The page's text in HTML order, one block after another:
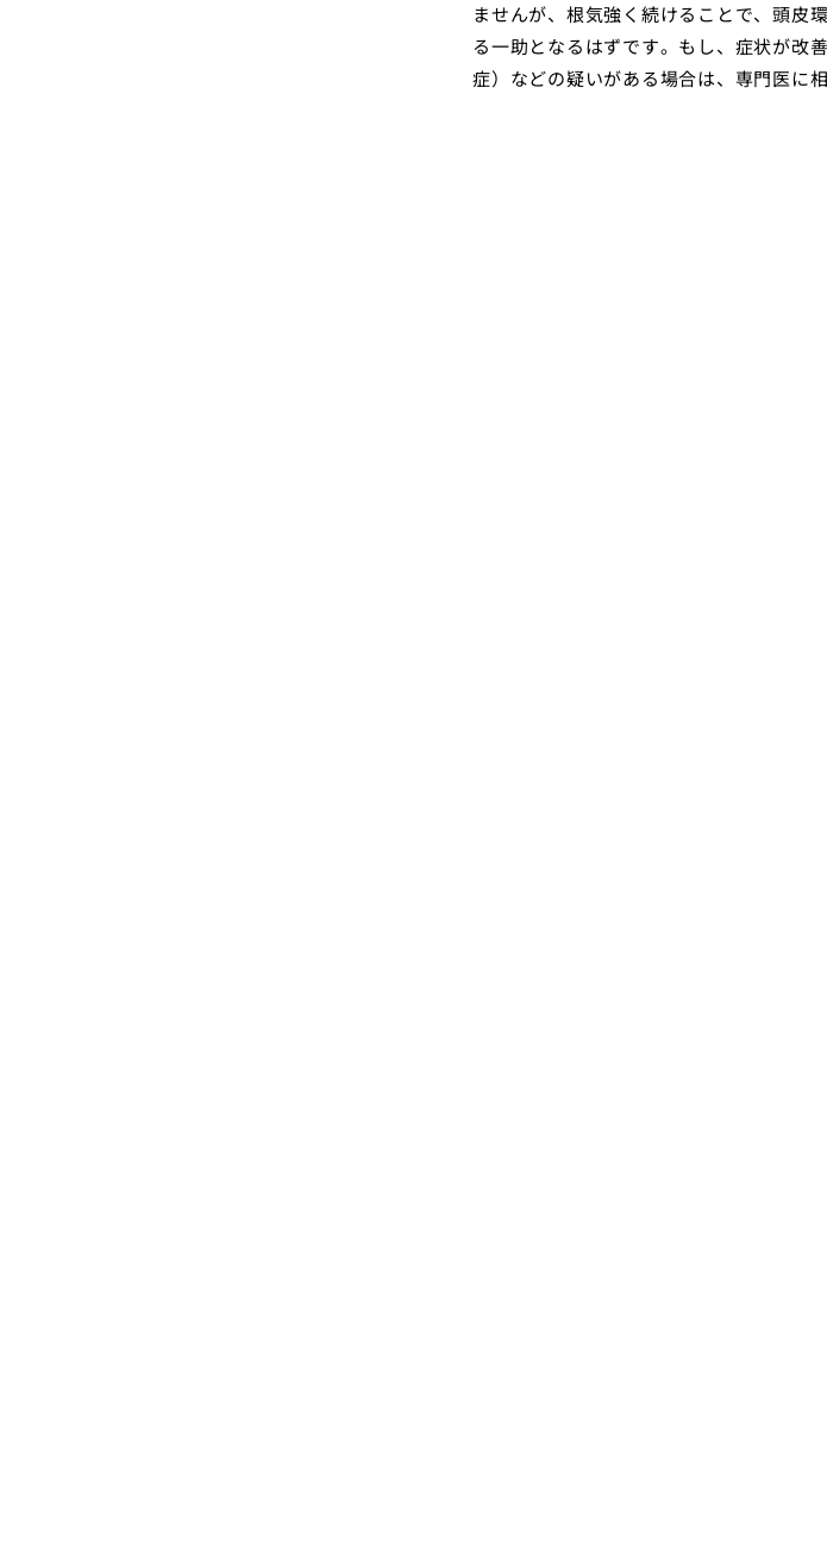
ませんが、根気強く続けることで、頭皮
る一助となるはずです。もし、症状が改
症）などの疑いがある場合は、専門医に